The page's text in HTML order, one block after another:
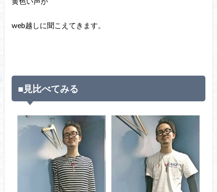
web越しに聞こえてきます。
■見比べてみる